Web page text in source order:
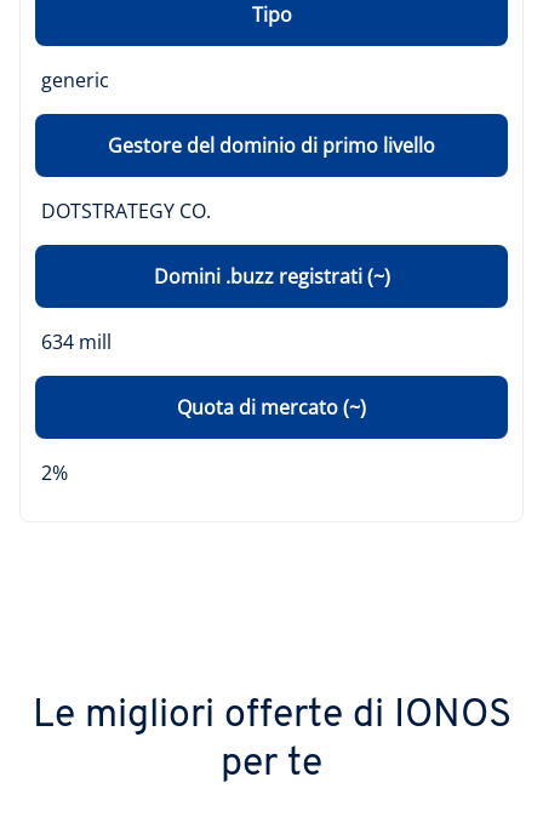
Tipo
generic
Gestore del dominio di primo livello
DOTSTRATEGY CO.
Domini .buzz registrati (~)
634 mill
Quota di mercato (~)
2%
Le migliori offerte di IONOS
per te